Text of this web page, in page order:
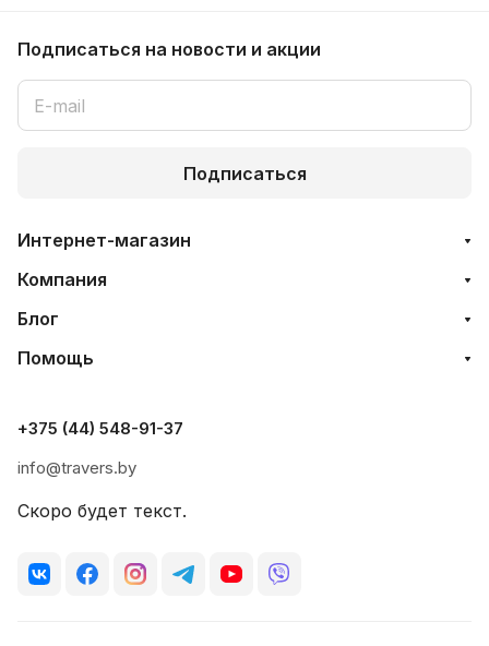
Подписаться на новости и акции
Подписаться
Интернет-магазин
Компания
Блог
Помощь
+375 (44) 548-91-37
info@travers.by
Скоро будет текст.